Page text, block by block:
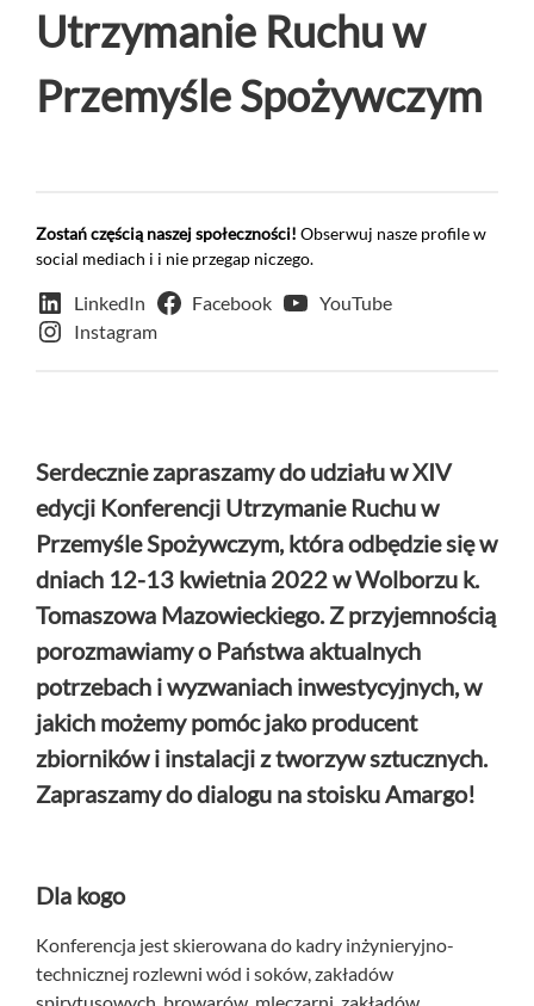
Blog
O nas
Utrzymanie Ruchu w
Przemyśle Spożywczym
Zostań częścią naszej społeczności! Obserwuj nasze profile w
social mediach i i nie przegap niczego.
LinkedIn Facebook
YouTube
Instagram
Serdecznie zapraszamy do udziału w XIV
edycji Konferencji Utrzymanie Ruchu w
Przemyśle Spożywczym, która odbędzie się w
dniach 12-13 kwietnia 2022 w Wolborzu k.
Tomaszowa Mazowieckiego. Z przyjemnością
porozmawiamy o Państwa aktualnych
potrzebach i wyzwaniach inwestycyjnych, w
jakich możemy pomóc jako producent
zbiorników i instalacji z tworzyw sztucznych.
Zapraszamy do dialogu na stoisku Amargo!
Dla kogo
Konferencja jest skierowana do kadry inżynieryjno-
technicznej rozlewni wód i soków, zakładów